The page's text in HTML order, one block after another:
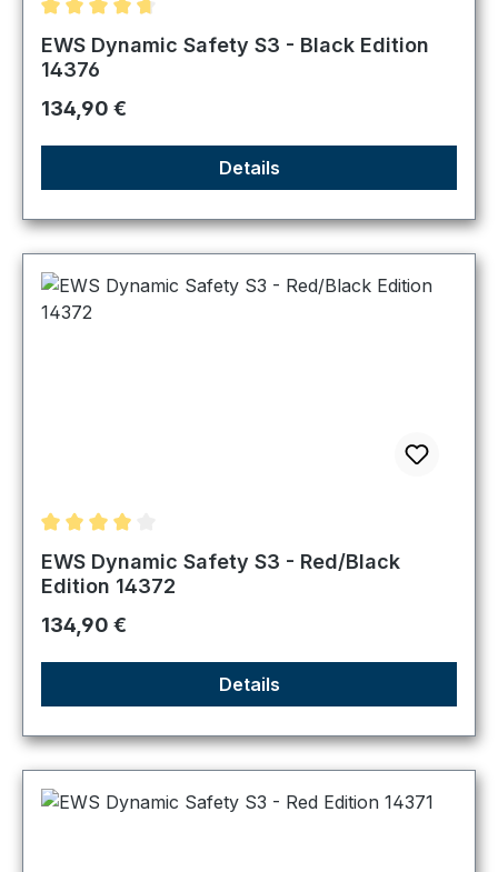
Durchschnittliche Bewertung von 4.83 von 5 Sternen
EWS Dynamic Safety S3 - Black Edition
14376
Regulärer Preis:
134,90 €
Details
Durchschnittliche Bewertung von 4 von 5 Sternen
EWS Dynamic Safety S3 - Red/Black
Edition 14372
Regulärer Preis:
134,90 €
Details